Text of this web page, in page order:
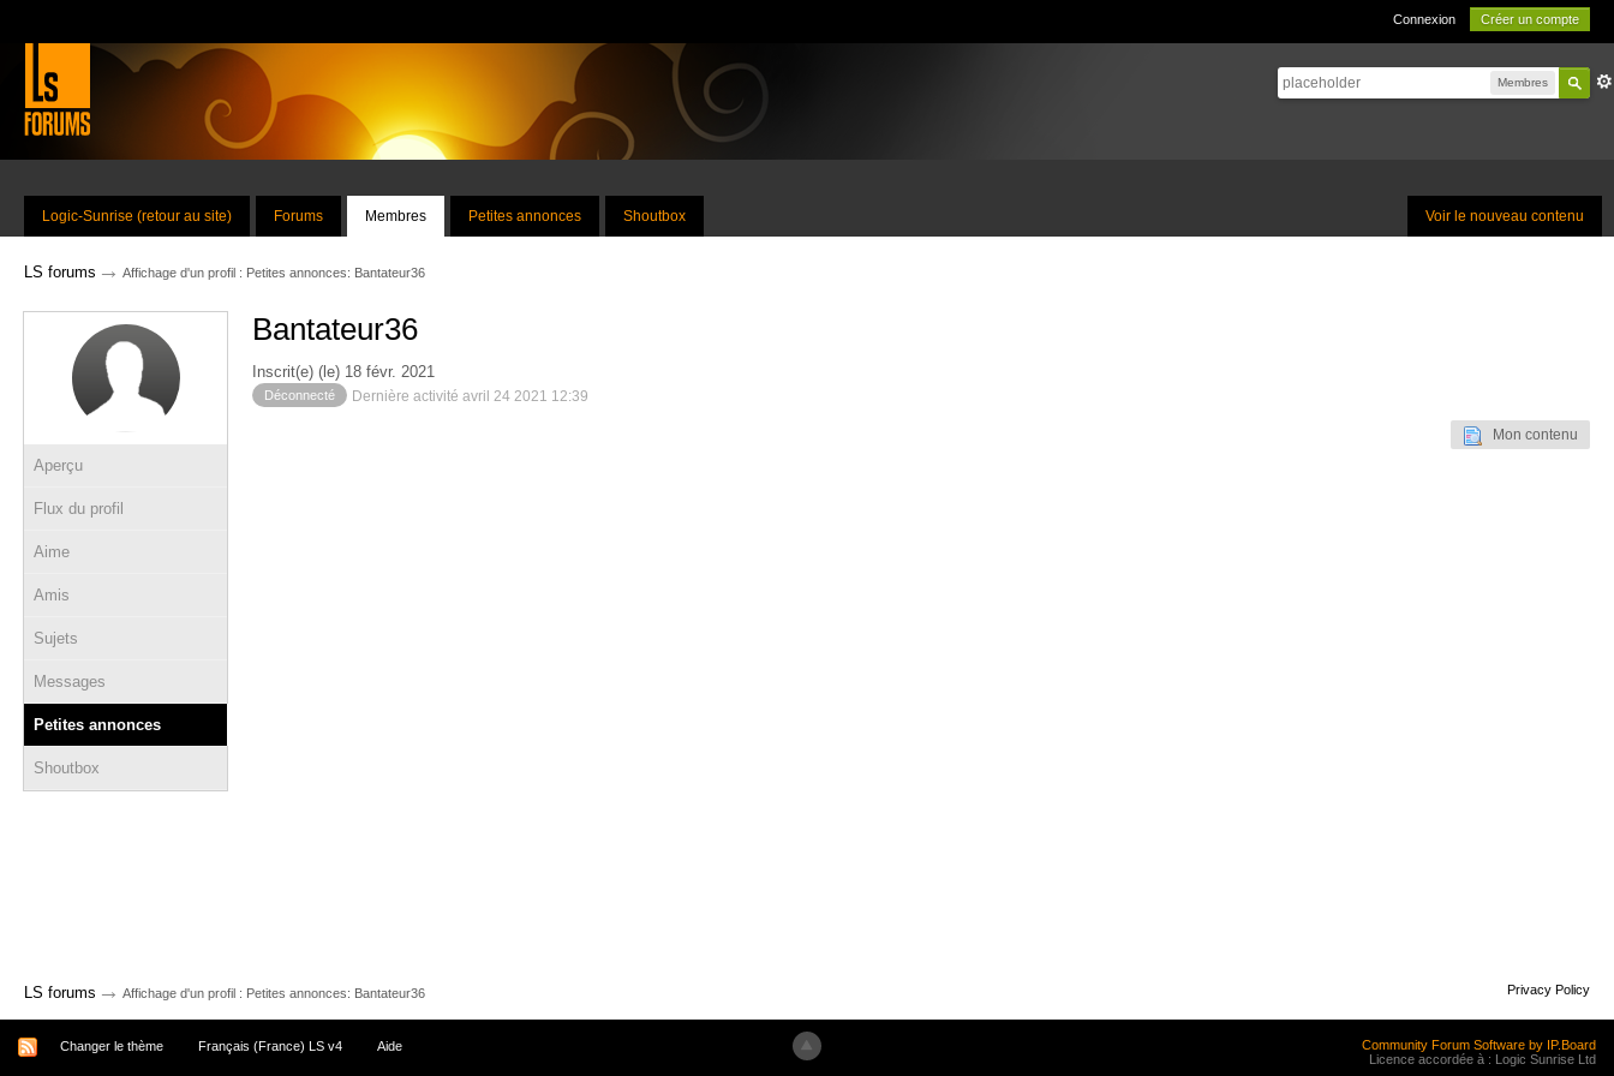
Connexion Créer un compte
Membres
Voir le nouveau contenu
Logic-Sunrise (retour au site) Forums Membres Petites annonces Shoutbox
LS forums → Affichage d'un profil : Petites annonces: Bantateur36
Aperçu
Flux du profil
Aime
Amis
Sujets
Messages
Petites annonces
Shoutbox
Bantateur36
Inscrit(e) (le) 18 févr. 2021
Déconnecté Dernière activité avril 24 2021 12:39
Mon contenu
LS forums → Affichage d'un profil : Petites annonces: Bantateur36 Privacy Policy
Changer le thème Français (France) LS v4 Aide
Community Forum Software by IP.Board
Licence accordée à : Logic Sunrise Ltd